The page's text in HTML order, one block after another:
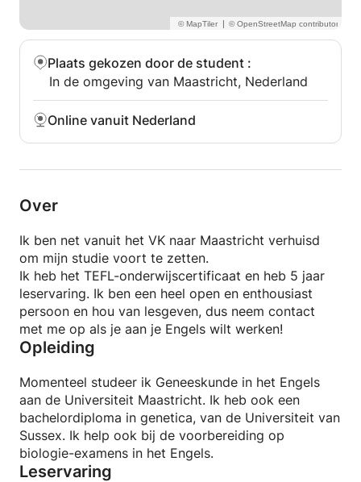
|
Plaats gekozen door de student :
In de omgeving van Maastricht, Nederland
Online vanuit Nederland
Over
Ik ben net vanuit het VK naar Maastricht verhuisd
om mijn studie voort te zetten.
Ik heb het TEFL-onderwijscertificaat en heb 5 jaar
leservaring. Ik ben een heel open en enthousiast
persoon en hou van lesgeven, dus neem contact
met me op als je aan je Engels wilt werken!
Opleiding
Momenteel studeer ik Geneeskunde in het Engels
aan de Universiteit Maastricht. Ik heb ook een
bachelordiploma in genetica, van de Universiteit van
Sussex. Ik help ook bij de voorbereiding op
biologie-examens in het Engels.
Leservaring